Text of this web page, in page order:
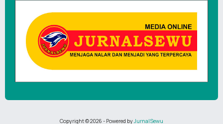
Copyright ©2026 - Powered byJurnalSewu